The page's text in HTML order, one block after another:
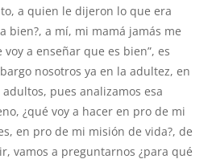
a quien le dijeron lo que era
bien?, a mí, mi mamá jamás me
a enseñar que es bien”, es
nosotros ya en la adultez, en
pues analizamos esa
¿qué voy a hacer en pro de mi
en pro de mi misión de vida?, de
vamos a preguntarnos ¿para qué